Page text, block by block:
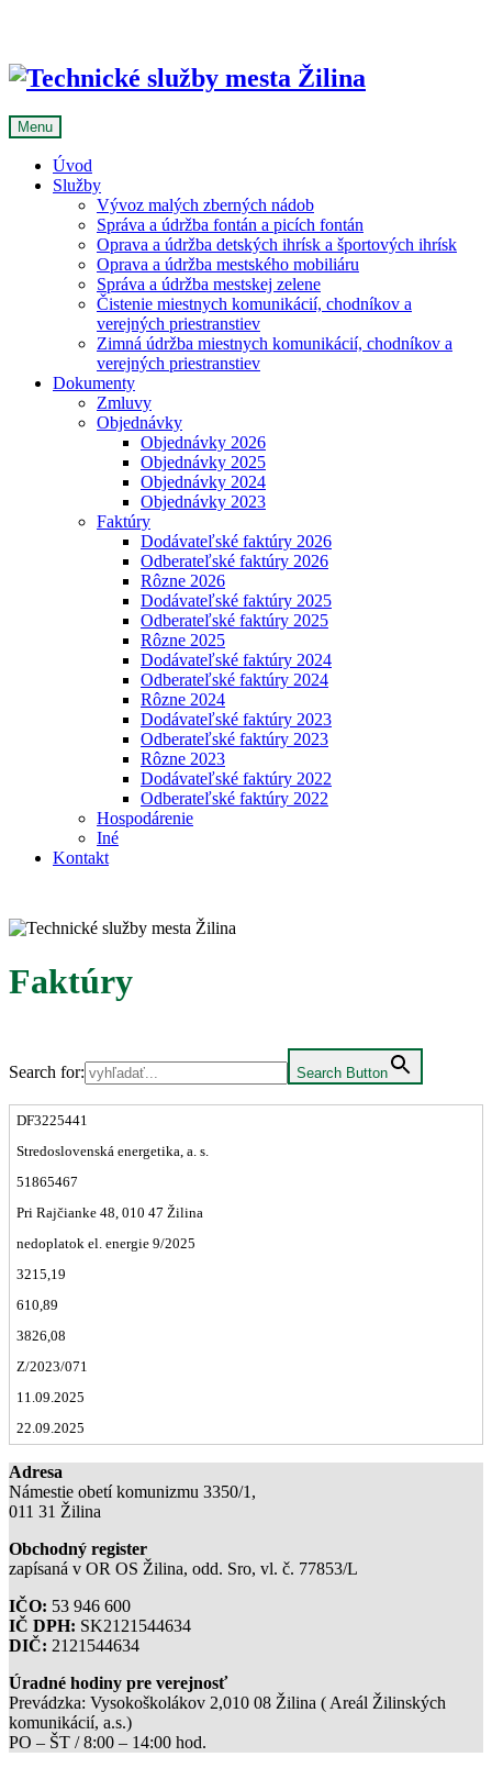
Menu
Úvod
Služby
Vývoz malých zberných nádob
Správa a údržba fontán a picích fontán
Oprava a údržba detských ihrísk a športových ihrísk
Oprava a údržba mestského mobiliáru
Správa a údržba mestskej zelene
Čistenie miestnych komunikácií, chodníkov a
verejných priestranstiev
Zimná údržba miestnych komunikácií, chodníkov a
verejných priestranstiev
Dokumenty
Zmluvy
Objednávky
Objednávky 2026
Objednávky 2025
Objednávky 2024
Objednávky 2023
Faktúry
Dodávateľské faktúry 2026
Odberateľské faktúry 2026
Rôzne 2026
Dodávateľské faktúry 2025
Odberateľské faktúry 2025
Rôzne 2025
Dodávateľské faktúry 2024
Odberateľské faktúry 2024
Rôzne 2024
Dodávateľské faktúry 2023
Odberateľské faktúry 2023
Rôzne 2023
Dodávateľské faktúry 2022
Odberateľské faktúry 2022
Hospodárenie
Iné
Kontakt
Faktúry
Search for: Search Button
DF3225441
Stredoslovenská energetika, a. s.
51865467
Pri Rajčianke 48, 010 47 Žilina
nedoplatok el. energie 9/2025
3215,19
610,89
3826,08
Z/2023/071
11.09.2025
22.09.2025
Adresa
Námestie obetí komunizmu 3350/1,
011 31 Žilina
Obchodný register
zapísaná v OR OS Žilina, odd. Sro, vl. č. 77853/L
IČO: 53 946 600
IČ DPH: SK2121544634
DIČ: 2121544634
Úradné hodiny pre verejnosť
Prevádzka: Vysokoškolákov 2,010 08 Žilina ( Areál Žilinských
komunikácií, a.s.)
PO – ŠT / 8:00 – 14:00 hod.